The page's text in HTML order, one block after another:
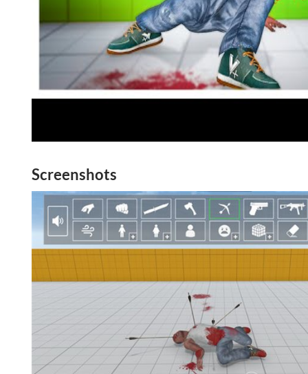
Screenshots